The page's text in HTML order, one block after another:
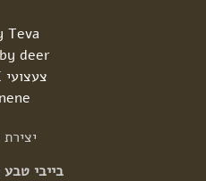
Teva
deer
צעצועי HAPE
יצירת
בייבי